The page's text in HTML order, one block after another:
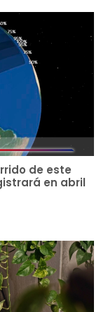
de este
en abril